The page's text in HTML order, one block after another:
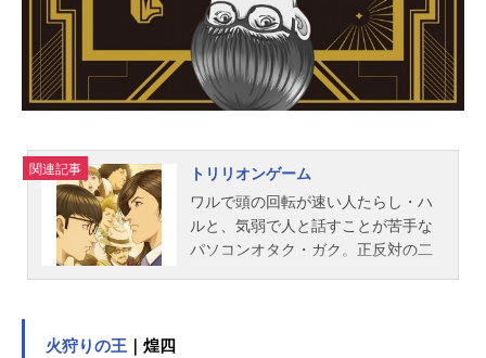
村瀬歩三原木逢生：浪川大輔スタッ
フ原作：UNISON×キングレコード企
画原案・製作総指揮：上松範康製作
指揮：金子彰史監督：大庭秀昭シリ
関連記事
トリリオンゲーム
ワルで頭の回転が速い人たらし・ハ
ルと、気弱で人と話すことが苦手な
パソコンオタク・ガク。正反対の二
火狩りの王 ｜煌四